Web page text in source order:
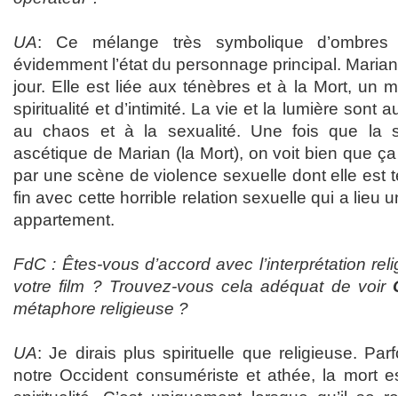
UA: Ce mélange très symbolique
évidemment l’état du personnage principal.
jour. Elle est liée aux ténèbres et à la Mort, un
spiritualité et d’intimité. La vie et la lumière sont
au chaos et à la sexualité. Une fois que la
ascétique de Marian (la Mort), on voit bien que
par une scène de violence sexuelle dont elle est
fin avec cette horrible relation sexuelle qui a lieu
appartement.
FdC : Êtes-vous d’accord avec l’interprétation
votre film ? Trouvez-vous cela adéquat de voir
métaphore religieuse ?
UA: Je dirais plus spirituelle que religieuse.
notre Occident consumériste et athée, la mort